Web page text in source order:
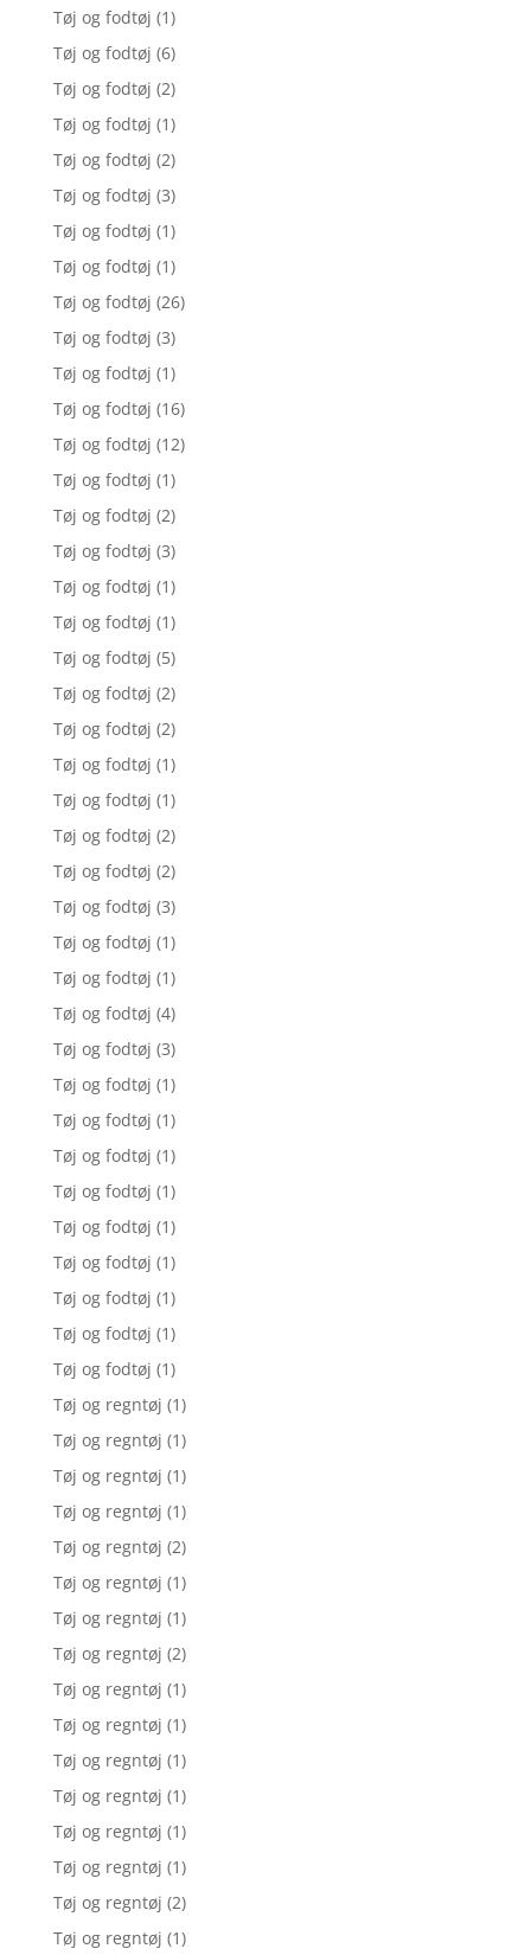
Tøj og fodtøj (1)
Tøj og fodtøj (6)
Tøj og fodtøj (2)
Tøj og fodtøj (1)
Tøj og fodtøj (2)
Tøj og fodtøj (3)
Tøj og fodtøj (1)
Tøj og fodtøj (1)
Tøj og fodtøj (26)
Tøj og fodtøj (3)
Tøj og fodtøj (1)
Tøj og fodtøj (16)
Tøj og fodtøj (12)
Tøj og fodtøj (1)
Tøj og fodtøj (2)
Tøj og fodtøj (3)
Tøj og fodtøj (1)
Tøj og fodtøj (1)
Tøj og fodtøj (5)
Tøj og fodtøj (2)
Tøj og fodtøj (2)
Tøj og fodtøj (1)
Tøj og fodtøj (1)
Tøj og fodtøj (2)
Tøj og fodtøj (2)
Tøj og fodtøj (3)
Tøj og fodtøj (1)
Tøj og fodtøj (1)
Tøj og fodtøj (4)
Tøj og fodtøj (3)
Tøj og fodtøj (1)
Tøj og fodtøj (1)
Tøj og fodtøj (1)
Tøj og fodtøj (1)
Tøj og fodtøj (1)
Tøj og fodtøj (1)
Tøj og fodtøj (1)
Tøj og fodtøj (1)
Tøj og fodtøj (1)
Tøj og regntøj (1)
Tøj og regntøj (1)
Tøj og regntøj (1)
Tøj og regntøj (1)
Tøj og regntøj (2)
Tøj og regntøj (1)
Tøj og regntøj (1)
Tøj og regntøj (2)
Tøj og regntøj (1)
Tøj og regntøj (1)
Tøj og regntøj (1)
Tøj og regntøj (1)
Tøj og regntøj (1)
Tøj og regntøj (1)
Tøj og regntøj (2)
Tøj og regntøj (1)